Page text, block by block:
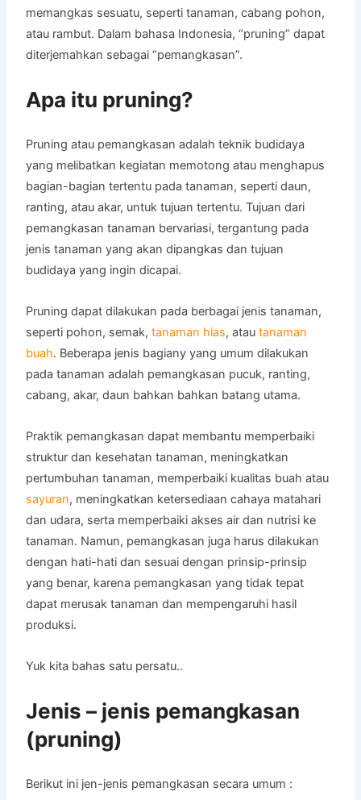
memangkas sesuatu, seperti tanaman, cabang pohon,
atau rambut. Dalam bahasa Indonesia, “pruning” dapat
diterjemahkan sebagai “pemangkasan”.
Apa itu pruning?
Pruning atau pemangkasan adalah teknik budidaya
yang melibatkan kegiatan memotong atau menghapus
bagian-bagian tertentu pada tanaman, seperti daun,
ranting, atau akar, untuk tujuan tertentu. Tujuan dari
pemangkasan tanaman bervariasi, tergantung pada
jenis tanaman yang akan dipangkas dan tujuan
budidaya yang ingin dicapai.
Pruning dapat dilakukan pada berbagai jenis tanaman,
seperti pohon, semak,tanaman hias, atautanaman
buah. Beberapa jenis bagiany yang umum dilakukan
pada tanaman adalah pemangkasan pucuk, ranting,
cabang, akar, daun bahkan bahkan batang utama.
Praktik pemangkasan dapat membantu memperbaiki
struktur dan kesehatan tanaman, meningkatkan
pertumbuhan tanaman, memperbaiki kualitas buah atau
sayuran, meningkatkan ketersediaan cahaya matahari
dan udara, serta memperbaiki akses air dan nutrisi ke
tanaman. Namun, pemangkasan juga harus dilakukan
dengan hati-hati dan sesuai dengan prinsip-prinsip
yang benar, karena pemangkasan yang tidak tepat
dapat merusak tanaman dan mempengaruhi hasil
produksi.
Yuk kita bahas satu persatu..
Jenis – jenis pemangkasan
(pruning)
Berikut ini jen-jenis pemangkasan secara umum :